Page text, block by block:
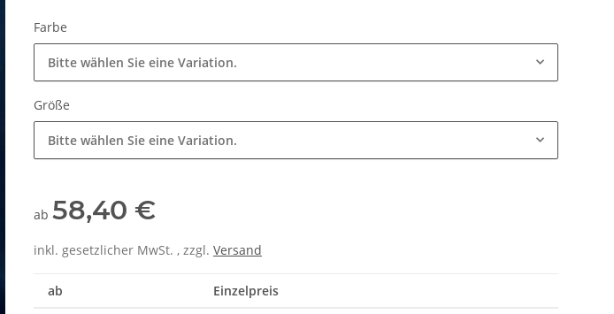
Farbe
Bitte wählen Sie eine Variation.
Größe
Bitte wählen Sie eine Variation.
ab 58,40 €
inkl. gesetzlicher MwSt. , zzgl. Versand
ab Einzelpreis